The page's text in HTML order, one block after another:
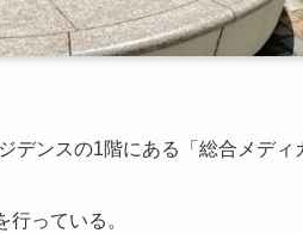
デンスの1階にある「総合メデ
っている。